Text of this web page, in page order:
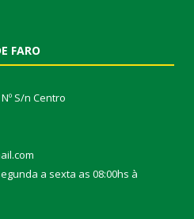
FARO
S/n Centro
a sexta as 08:00hs à